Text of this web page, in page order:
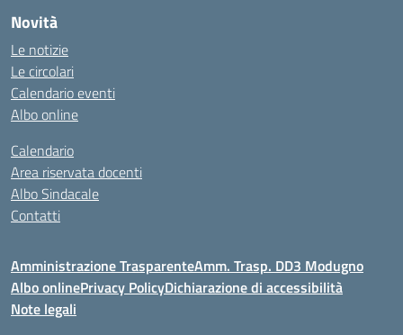
Novità
Le notizie
Le circolari
Calendario eventi
Albo online
Calendario
Area riservata docenti
Albo Sindacale
Contatti
Amministrazione TrasparenteAmm. Trasp. DD3 Modugno
Albo onlinePrivacy PolicyDichiarazione di accessibilità
Note legali